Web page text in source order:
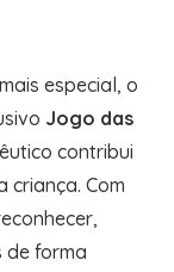
especial, o
Jogo das
contribui
criança. Com
de forma